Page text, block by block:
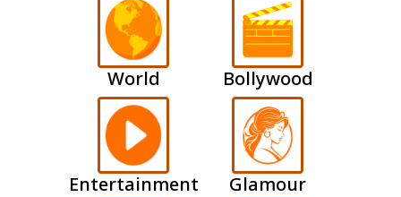
World Bollywood
Entertainment Glamour